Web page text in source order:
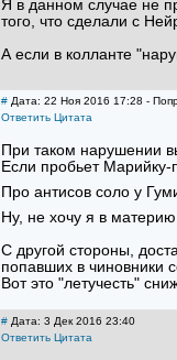
Я в данном случае не
того, что сделали с
А если в колланте
# Дата: 22 Ноя 2016 17:28 -
Ответить Цитата
При таком нарушении
Если пробьет Марийку-
Про антисов соло у
Ну, не хочу я в
С другой стороны,
попавших в чиновники
Вот это "летучесть"
# Дата: 3 Дек 2016 23:40
Ответить Цитата